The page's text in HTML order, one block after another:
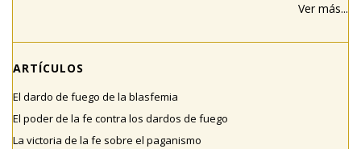
Ver más...
ARTÍCULOS
El dardo de fuego de la blasfemia
El poder de la fe contra los dardos de fuego
La victoria de la fe sobre el paganismo